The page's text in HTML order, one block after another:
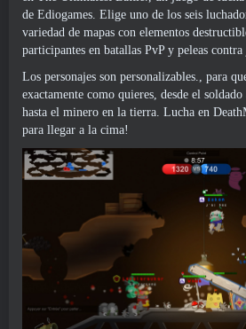
de Ediogames. Elige uno de los seis
variedad de mapas con elementos
participantes en batallas PvP y peleas
Los personajes son personalizables., para
exactamente como quieres, desde el
hasta el minero en la tierra. Lucha en
para llegar a la cima!